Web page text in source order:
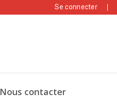
Se connecter
Nous contacter